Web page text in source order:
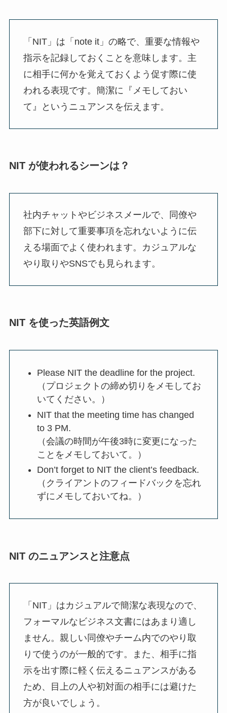
「NIT」は「note it」の略で、重要な情報や
指示を記録しておくことを意味します。主
に相手に何かを覚えておくよう促す際に使
われる表現です。簡潔に『メモしておい
て』というニュアンスを伝えます。
NIT が使われるシーンは？
社内チャットやビジネスメールで、同僚や
部下に対して重要事項を忘れないように伝
える場面でよく使われます。カジュアルな
やり取りやSNSでも見られます。
NIT を使った英語例文
Please NIT the deadline for the project.
（プロジェクトの締め切りをメモしてお
いてください。）
NIT that the meeting time has changed
to 3 PM.
（会議の時間が午後3時に変更になった
ことをメモしておいて。）
Don’t forget to NIT the client’s feedback.
（クライアントのフィードバックを忘れ
ずにメモしておいてね。）
NIT のニュアンスと注意点
「NIT」はカジュアルで簡潔な表現なので、
フォーマルなビジネス文書にはあまり適し
ません。親しい同僚やチーム内でのやり取
りで使うのが一般的です。また、相手に指
示を出す際に軽く伝えるニュアンスがある
ため、目上の人や初対面の相手には避けた
方が良いでしょう。